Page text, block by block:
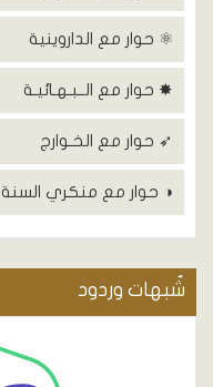
⚛ حوار مع الداروينية
✸ حوار مع الــبـهـائيـة
➶ حوار مع الخـوارج
◑ حوار مع منكري السنة
شٌبهات وردود